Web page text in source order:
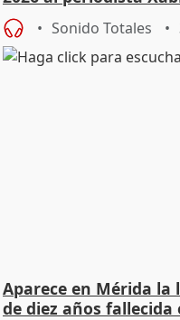
Sonido Totales
Aparece en Mérida
de diez años fallecida